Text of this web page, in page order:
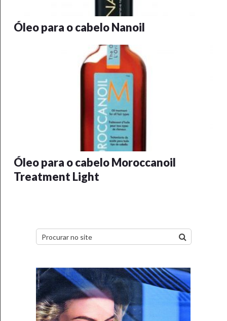
Óleo para o cabelo Nanoil
Óleo para o cabelo Moroccanoil
Treatment Light